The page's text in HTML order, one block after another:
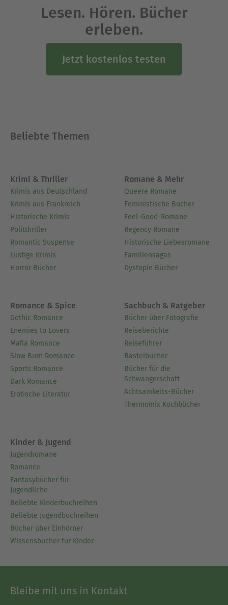
Lesen. Hören. Bücher
erleben.
Jetzt kostenlos testen
Beliebte Themen
Krimi & Thriller
Krimis aus Deutschland
Krimis aus Frankreich
Historische Krimis
Politthriller
Romantic Suspense
Lustige Krimis
Horror Bücher
Romane & Mehr
Queere Romane
Feministische Bücher
Feel-Good-Romane
Regency Romane
Historische Liebesromane
Familiensagas
Dystopie Bücher
Romance & Spice
Gothic Romance
Enemies to Lovers
Mafia Romance
Slow Burn Romance
Sports Romance
Dark Romance
Erotische Literatur
Sachbuch & Ratgeber
Bücher über Fotografie
Reiseberichte
Reiseführer
Bastelbücher
Bücher für die
Schwangerschaft
Achtsamkeits-Bücher
Thermomix Kochbücher
Kinder & Jugend
Jugendromane
Romance
Fantasybücher für
Jugendliche
Beliebte Kinderbuchreihen
Beliebte Jugendbuchreihen
Bücher über Einhörner
Wissensbücher für Kinder
Bleibe mit uns in Kontakt